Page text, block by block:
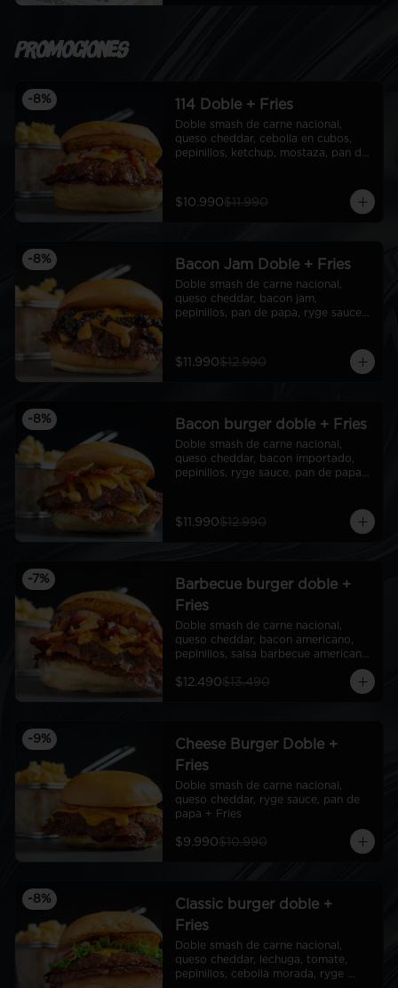
Promociones
-8% 114 Doble + Fries
Doble smash de carne nacional,
queso cheddar, cebolla en cubos,
pepinillos, ketchup, mostaza, pan de
$10.990$11.990
-8% Bacon Jam Doble + Fries
Doble smash de carne nacional,
queso cheddar, bacon jam,
pepinillos, pan de papa, ryge sauce +
$11.990$12.990
-8% Bacon burger doble + Fries
Doble smash de carne nacional,
queso cheddar, bacon importado,
pepinillos, ryge sauce, pan de papa +
$11.990$12.990
-7%
Barbecue burger doble +
Fries
Doble smash de carne nacional,
queso cheddar, bacon americano,
pepinillos, salsa barbecue americana,
sauce, pan de papa + Fries
$12.490$13.490
-9%
Cheese Burger Doble +
Fries
Doble smash de carne nacional,
queso cheddar, ryge sauce, pan de
papa + Fries
$9.990$10.990
-8%
Classic burger doble +
Fries
Doble smash de carne nacional,
queso cheddar, lechuga, tomate,
pepinillos, cebolla morada, ryge